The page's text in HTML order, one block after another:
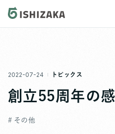
2022-07-24 トピックス
創立55周年の
# その他